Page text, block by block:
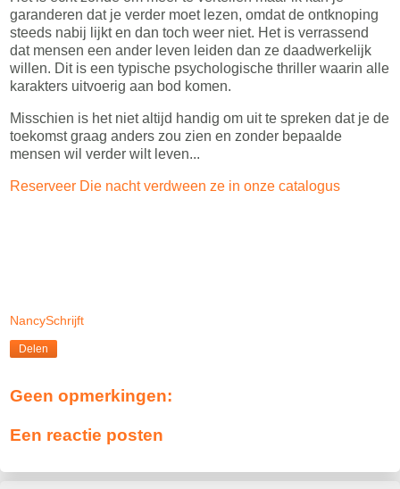
garanderen dat je verder moet lezen, omdat de ontknoping
steeds nabij lijkt en dan toch weer niet. Het is verrassend
dat mensen een ander leven leiden dan ze daadwerkelijk
willen. Dit is een typische psychologische thriller waarin alle
karakters uitvoerig aan bod komen.
Misschien is het niet altijd handig om uit te spreken dat je de
toekomst graag anders zou zien en zonder bepaalde
mensen wil verder wilt leven...
Reserveer Die nacht verdween ze in onze catalogus
NancySchrijft
Delen
Geen opmerkingen:
Een reactie posten